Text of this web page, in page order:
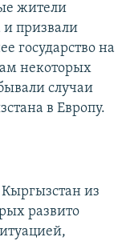
жители
и призвали
государство на
некоторых
случаи
в Европу.
из
развито